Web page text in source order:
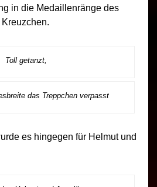
in die Medaillenränge des
Toll getanzt,
das Treppchen verpasst
es hingegen für Helmut und